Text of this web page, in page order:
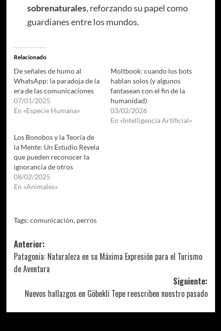
sobrenaturales, reforzando su papel como
guardianes entre los mundos.
Relacionado
De señales de humo al
WhatsApp: la paradoja de la
era de las comunicaciones
07/01/2025
En «Especie Humana»
Moltbook: cuando los bots
hablan solos (y algunos
fantasean con el fin de la
humanidad)
03/02/2026
En «Intelligencia Artificial»
Los Bonobos y la Teoría de
la Mente: Un Estudio Revela
que pueden reconocer la
ignorancia de otros
08/02/2025
En «Animales»
Tags: comunicación, perros
Navegación
de
entradas
Anterior:
Patagonia: Naturaleza en su Máxima Expresión para el Turismo
de Aventura
Siguiente:
Nuevos hallazgos en Göbekli Tepe reescriben nuestro pasado